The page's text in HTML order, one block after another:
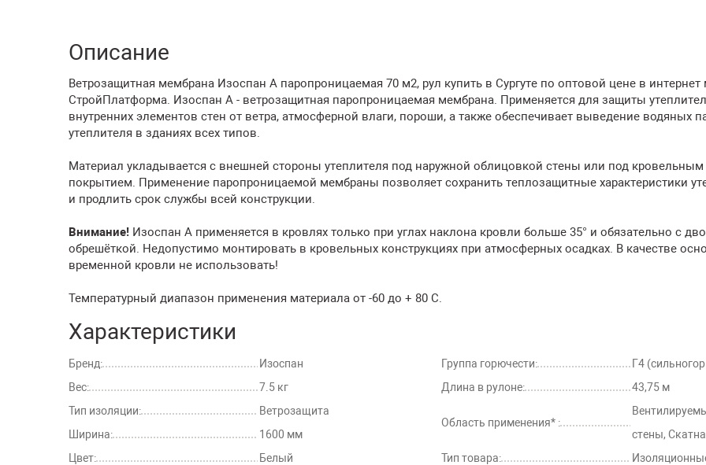
Описание
Ветрозащитная мембрана Изоспан А паропроницаемая 70 м2, рул купить в Сургуте по оптовой цене в интернет
СтройПлатформа. Изоспан A - ветрозащитная паропроницаемая мембрана. Применяется для защиты
внутренних элементов стен от ветра, атмосферной влаги, пороши, а также обеспечивает выведение водяных
утеплителя в зданиях всех типов.
Материал укладывается с внешней стороны утеплителя под наружной облицовкой стены или под кровельным
покрытием. Применение паропроницаемой мембраны позволяет сохранить теплозащитные характеристики
и продлить срок службы всей конструкции.
Внимание! Изоспан А применяется в кровлях только при углах наклона кровли больше 35° и обязательно с
обрешёткой. Недопустимо монтировать в кровельных конструкциях при атмосферных осадках. В качестве
временной кровли не использовать!
Температурный диапазон применения материала от -60 до + 80 С.
Характеристики
Бренд:
Изоспан
Вес:
7.5 кг
Тип изоляции:
Ветрозащита
Ширина:
1600 мм
Цвет:
Белый
Группа горючести:
Г4
Длина в рулоне:
43,75 м
Область применения* :
стены,
Тип товара: